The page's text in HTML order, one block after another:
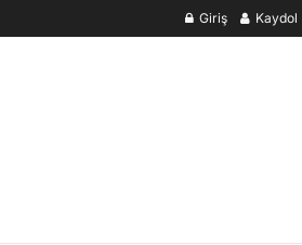
Giriş Kaydol